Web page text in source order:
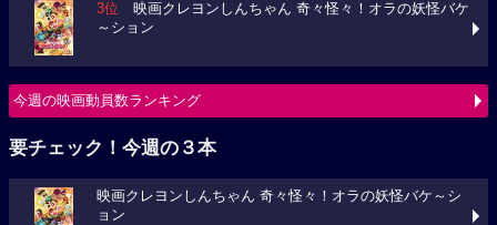
3位 映画クレヨンしんちゃん 奇々怪々！オラの妖怪バケ
～ション
今週の映画動員数ランキング
要チェック！今週の３本
映画クレヨンしんちゃん 奇々怪々！オラの妖怪バケ～シ
ョン